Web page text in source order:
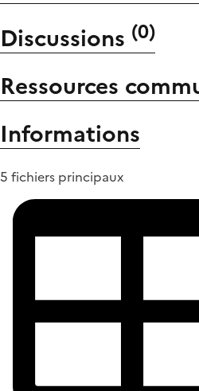
Discussions (0)
Ressources
Informations
5 fichiers principaux